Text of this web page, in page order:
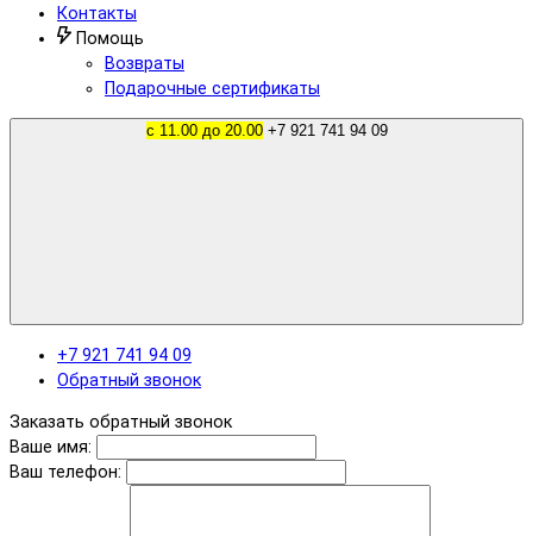
Контакты
Помощь
Возвраты
Подарочные сертификаты
с 11.00 до 20.00 +7 921 741 94 09
+7 921 741 94 09
Обратный звонок
Заказать обратный звонок
Ваше имя:
Ваш телефон: